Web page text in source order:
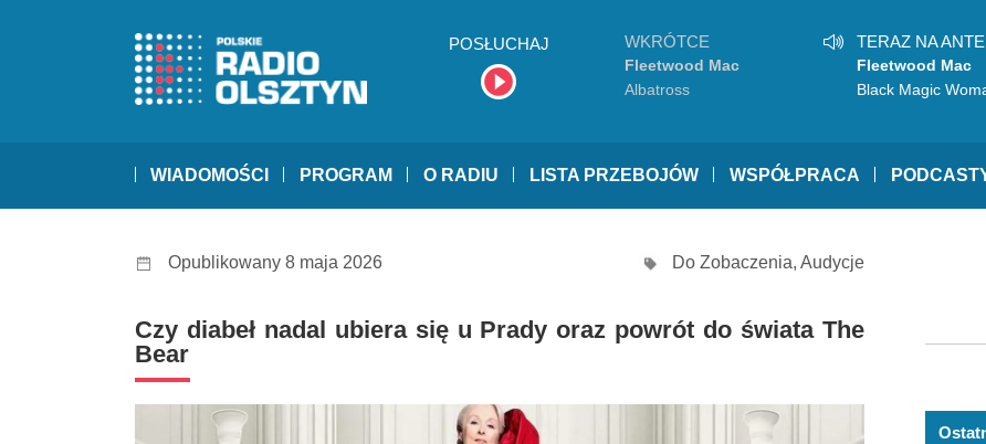
POSŁUCHAJ WKRÓTCE
Fleetwood Mac
Albatross
TERAZ NA
Fleetwood Mac
Black Magic
WIADOMOŚCI PROGRAM O RADIU LISTA PRZEBOJÓW WSPÓŁPRACA
Opublikowany 8 maja 2026 Do Zobaczenia, Audycje
Czy diabeł nadal ubiera się u Prady oraz powrót do świata The
Bear